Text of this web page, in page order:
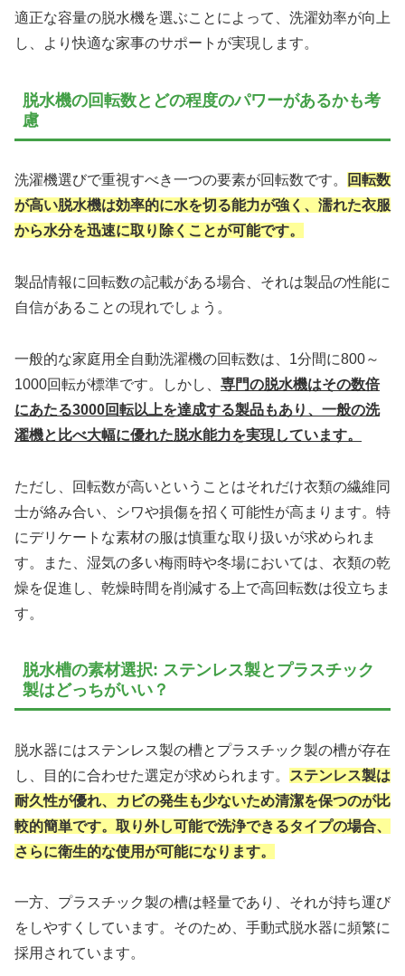
適正な容量の脱水機を選ぶことによって、洗濯効率が向上
し、より快適な家事のサポートが実現します。
脱水機の回転数とどの程度のパワーがあるかも考
慮
洗濯機選びで重視すべき一つの要素が回転数です。
回転数
が高い脱水機は効率的に水を切る能力が強く、濡れた衣服
から水分を迅速に取り除くことが可能です。
製品情報に回転数の記載がある場合、それは製品の性能に
自信があることの現れでしょう。
一般的な家庭用全自動洗濯機の回転数は、1分間に800～
1000回転が標準です。しかし、 専門の脱水機はその数倍
にあたる3000回転以上を達成する製品もあり、一般の洗
濯機と比べ大幅に優れた脱水能力を実現しています。
ただし、回転数が高いということはそれだけ衣類の繊維同
士が絡み合い、シワや損傷を招く可能性が高まります。特
にデリケートな素材の服は慎重な取り扱いが求められま
す。また、湿気の多い梅雨時や冬場においては、衣類の乾
燥を促進し、乾燥時間を削減する上で高回転数は役立ちま
す。
脱水槽の素材選択: ステンレス製とプラスチック
製はどっちがいい？
脱水器にはステンレス製の槽とプラスチック製の槽が存在
し、目的に合わせた選定が求められます。
ステンレス製は
耐久性が優れ、カビの発生も少ないため清潔を保つのが比
較的簡単です。取り外し可能で洗浄できるタイプの場合、
さらに衛生的な使用が可能になります。
一方、プラスチック製の槽は軽量であり、それが持ち運び
をしやすくしています。そのため、手動式脱水器に頻繁に
採用されています。